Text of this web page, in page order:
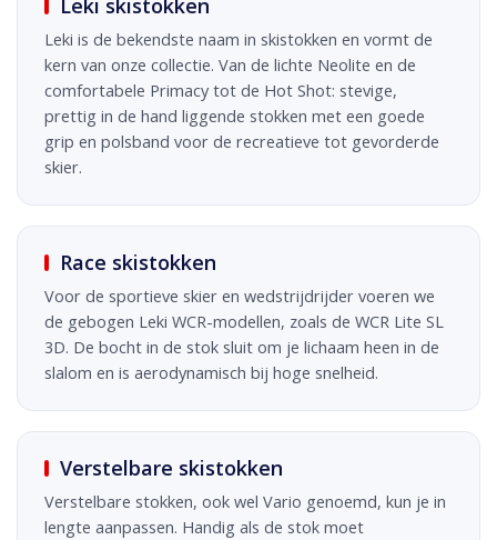
Leki is de bekendste naam in skistokken en vormt de
kern van onze collectie. Van de lichte Neolite en de
comfortabele Primacy tot de Hot Shot: stevige,
prettig in de hand liggende stokken met een goede
grip en polsband voor de recreatieve tot gevorderde
skier.
Race skistokken
Voor de sportieve skier en wedstrijdrijder voeren we
de gebogen Leki WCR-modellen, zoals de WCR Lite SL
3D. De bocht in de stok sluit om je lichaam heen in de
slalom en is aerodynamisch bij hoge snelheid.
Verstelbare skistokken
Verstelbare stokken, ook wel Vario genoemd, kun je in
lengte aanpassen. Handig als de stok moet